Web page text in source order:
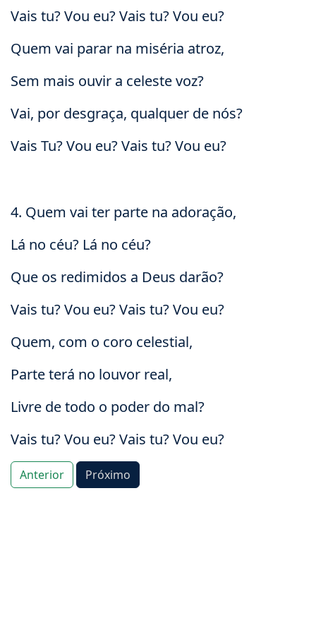
Vais tu? Vou eu? Vais tu? Vou eu?
Quem vai parar na miséria atroz,
Sem mais ouvir a celeste voz?
Vai, por desgraça, qualquer de nós?
Vais Tu? Vou eu? Vais tu? Vou eu?
4. Quem vai ter parte na adoração,
Lá no céu? Lá no céu?
Que os redimidos a Deus darão?
Vais tu? Vou eu? Vais tu? Vou eu?
Quem, com o coro celestial,
Parte terá no louvor real,
Livre de todo o poder do mal?
Vais tu? Vou eu? Vais tu? Vou eu?
Anterior Próximo